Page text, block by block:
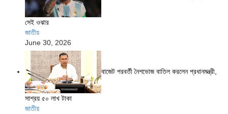
সেই ওঝার
জাতীয়
June 30, 2026
বাজেট পরবর্তী নৈশভোজ বাতিল করলেন প্রধানমন্ত্রী,
সাশ্রয় ৫০ লাখ টাকা
জাতীয়